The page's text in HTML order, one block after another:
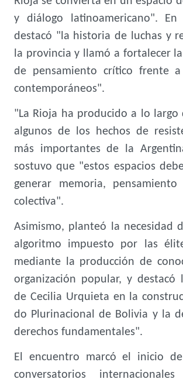
y diálogo latinoamericano". En
destacó "la historia de luchas y
la provincia y llamó a fortalecer
de pensamiento crítico frente
contemporáneos".
"La Rioja ha producido a lo largo
algunos de los hechos de
más importantes de la
sostuvo que "estos espacios
generar memoria, pensamiento
colectiva".
Asimismo, planteó la necesidad
algoritmo impuesto por las
mediante la producción de
organización popular, y destacó
de Cecilia Urquieta en la
do Plurinacional de Bolivia y la
derechos fundamentales".
El encuentro marcó el inicio
conversatorios